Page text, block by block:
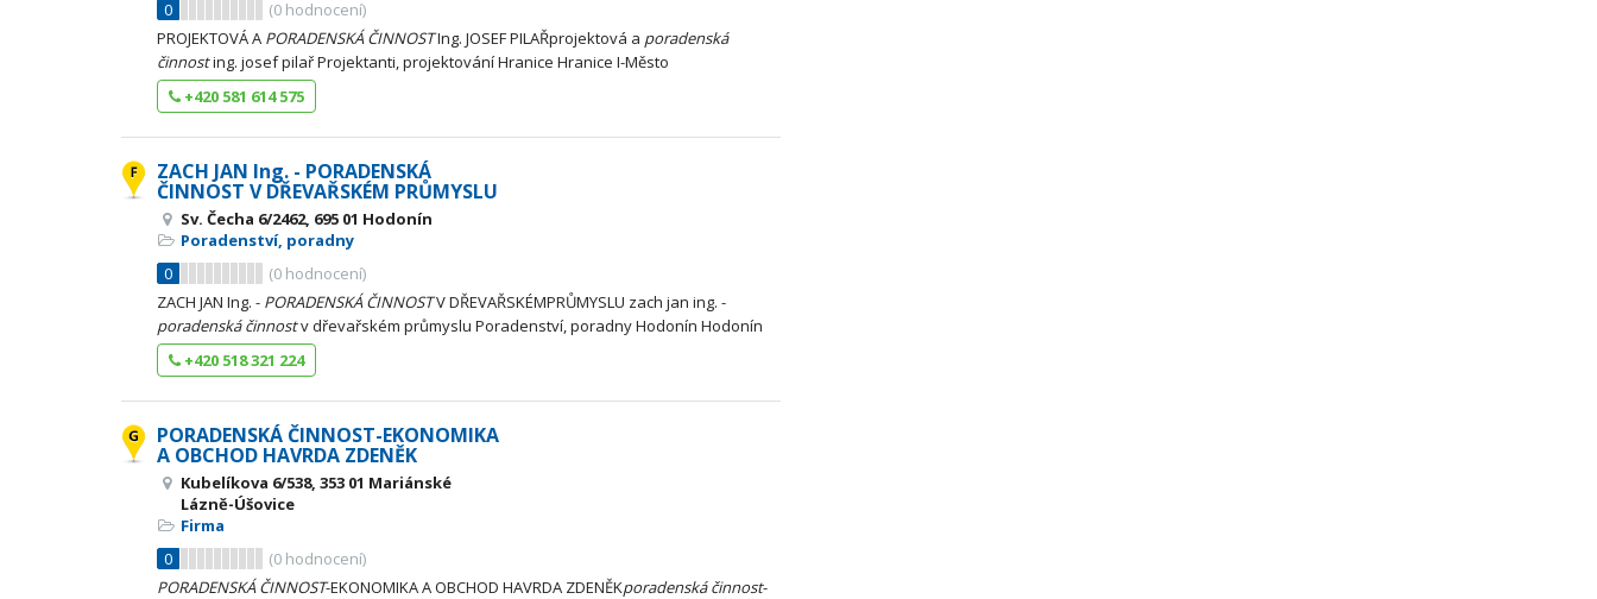
0
(0 hodnocení)
PROJEKTOVÁ A PORADENSKÁ ČINNOSTIng. JOSEF PILAŘprojektová a poradenská
činnosting. josef pilař Projektanti, projektování Hranice Hranice I-Město
+420 581 614 575
ZACH JAN Ing. - PORADENSKÁ
ČINNOST V DŘEVAŘSKÉM PRŮMYSLU
Sv. Čecha 6/2462, 695 01 Hodonín
Poradenství, poradny
0
(0 hodnocení)
ZACH JAN Ing. - PORADENSKÁ ČINNOSTV DŘEVAŘSKÉMPRŮMYSLU zach jan ing. -
poradenská činnostv dřevařském průmyslu Poradenství, poradny Hodonín Hodonín
+420 518 321 224
PORADENSKÁ ČINNOST-EKONOMIKA
A OBCHOD HAVRDA ZDENĚK
Kubelíkova 6/538, 353 01 Mariánské
Lázně-Úšovice
Firma
0
(0 hodnocení)
PORADENSKÁ ČINNOST-EKONOMIKA A OBCHOD HAVRDA ZDENĚKporadenská činnost-